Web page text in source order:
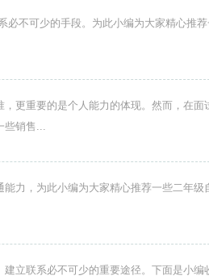
不可少的手段。为此小编为大家精心推
更重要的是个人能力的体现。然而，在面
些销售...
力，为此小编为大家精心推荐一些二年级
立联系必不可少的重要途径。下面是小编